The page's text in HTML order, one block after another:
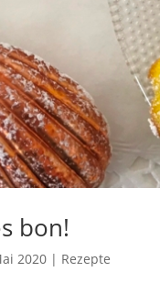
bon!
2020 | Rezepte